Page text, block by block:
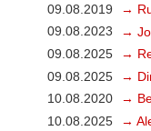
09.08.2019
→
09.08.2023
→
09.08.2025
→
09.08.2025
→
10.08.2020
→
10.08.2025
→